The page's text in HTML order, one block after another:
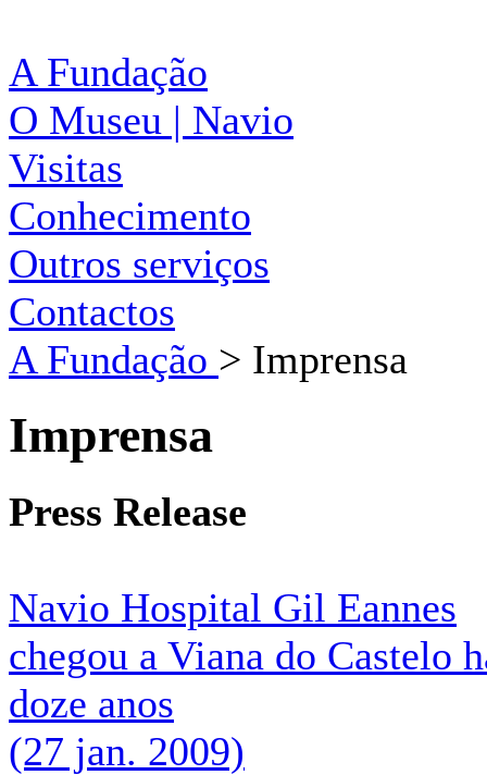
A Fundação
O Museu | Navio
Visitas
Conhecimento
Outros serviços
Contactos
A Fundação > Imprensa
Imprensa
Press Release
Navio Hospital Gil Eannes
chegou a Viana do Castelo
doze anos
(27 jan. 2009)